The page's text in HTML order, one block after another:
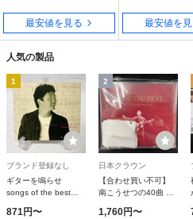
最安値を見る 最安値を
人気の製品
1
ブランド登録なし
ギターを鳴らせ
songs of the best
871円〜
2
日本クラウン
【合わせ買い不可】
南こうせつの40曲 CD
1,760円〜